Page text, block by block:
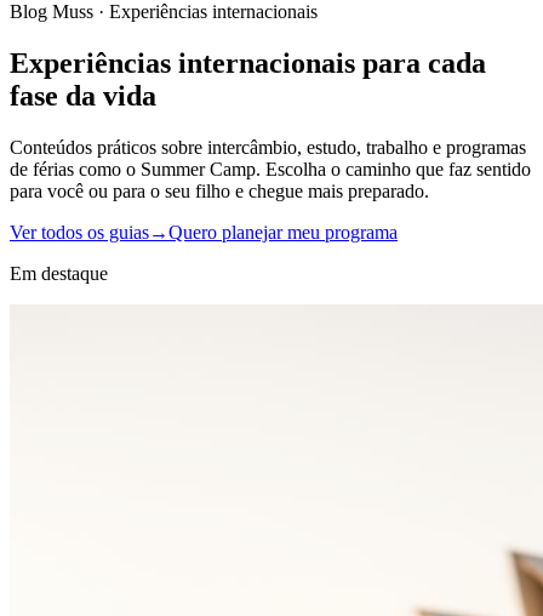
Blog Muss · Experiências internacionais
Experiências internacionais para cada
fase da vida
Conteúdos práticos sobre intercâmbio, estudo, trabalho e programas
de férias como o Summer Camp. Escolha o caminho que faz sentido
para você ou para o seu filho e chegue mais preparado.
Ver todos os guias→Quero planejar meu programa
Em destaque